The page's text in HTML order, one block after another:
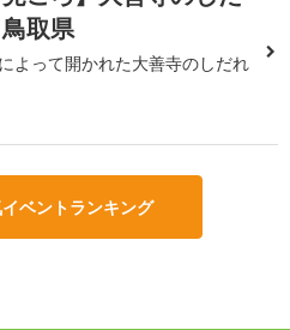
取県
よって開かれた大善寺のしだれ
ベントランキング